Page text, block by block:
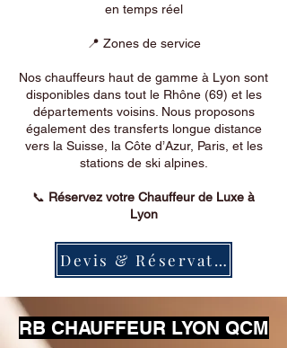
en temps réel
📍 Zones de service
Nos chauffeurs haut de gamme à Lyon sont
disponibles dans tout le Rhône (69) et les
départements voisins. Nous proposons
également des transferts longue distance
vers la Suisse, la Côte d’Azur, Paris, et les
stations de ski alpines.
📞 Réservez votre Chauffeur de Luxe à
Lyon
Devis & Réservation
RB CHAUFFEUR LYON QCM